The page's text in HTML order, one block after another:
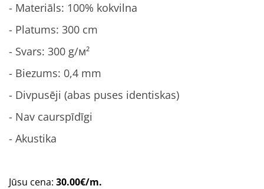
- Materiāls: 100% kokvilna
- Platums: 300 cm
- Svars: 300 g/м²
- Biezums: 0,4 mm
- Divpusēji (abas puses identiskas)
- Nav caurspīdīgi
- Akustika
Jūsu cena: 30.00€/m.